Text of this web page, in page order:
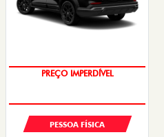
PREÇO IMPERDÍVEL
PESSOA FÍSICA